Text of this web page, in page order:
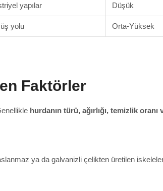
yapılar Düşük
yolu Orta-Yüksek
Faktörler
hurdanın türü, ağırlığı, temizlik
ya da galvanizli çelikten üretilen